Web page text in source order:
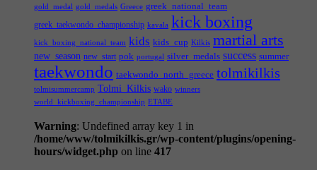
gold_medal gold_medals Greece greek_national_team
greek_taekwondo_championship kavala kick boxing
kick_boxing_national_team kids kids_cup Kilkis martial arts
new_season new_start pok portugal silver_medals success summer
taekwondo taekwondo_north_greece tolmikilkis
tolmisummercamp Tolmi_Kilkis wako winners
world_kickboxing_championship ΕΤΑΒΕ
Warning: Undefined array key 1 in
/home/www/tolmikilkis.gr/wp-content/plugins/opening-
hours/widget.php on line 417